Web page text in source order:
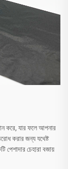
করে, যার ফলে আপনার
করার জন্য যথেষ্ট
পেশাদার চেহারা বজায়